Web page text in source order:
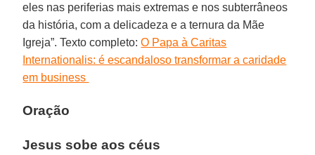
eles nas periferias mais extremas e nos subterrâneos
da história, com a delicadeza e a ternura da Mãe
Igreja”. Texto completo:O Papa à Caritas
Internationalis: é escandaloso transformar a caridade
em business
Oração
Jesus sobe aos céus